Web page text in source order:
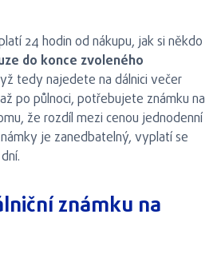
24 hodin od nákupu, jak si někdo
do konce zvoleného
tedy najedete na dálnici večer
po půlnoci, potřebujete známku na
že rozdíl mezi cenou jednodenní
je zanedbatelný, vyplatí se
známku na